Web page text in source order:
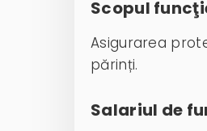
Scopul
Asigurarea
părinți.
Salariul de